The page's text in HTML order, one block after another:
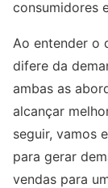
consumidores
Ao entender o
difere da
ambas as
alcançar
seguir, vamos
para gerar
vendas para